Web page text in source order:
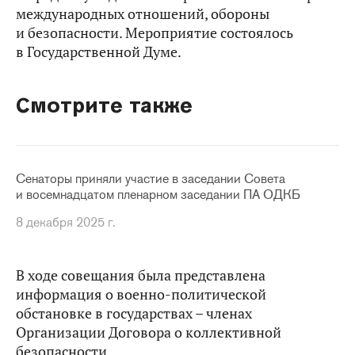
международных отношений, обороны
и безопасности. Мероприятие состоялось
в Государственной Думе.
Смотрите также
Сенаторы приняли участие в заседании Совета
и восемнадцатом пленарном заседании ПА ОДКБ
8 декабря 2025 г.
В ходе совещания была представлена
информация о военно-политической
обстановке в государствах – членах
Организации Договора о коллективной